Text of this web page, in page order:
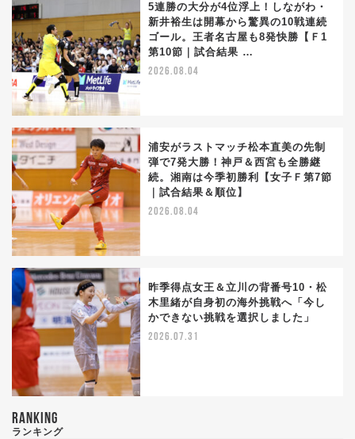
5連勝の大分が4位浮上！しながわ・
新井裕生は開幕から驚異の10戦連続
ゴール。王者名古屋も8発快勝【Ｆ1
第10節｜試合結果 …
2026.08.04
浦安がラストマッチ松本直美の先制
弾で7発大勝！神戸＆西宮も全勝継
続。湘南は今季初勝利【女子Ｆ第7節
｜試合結果＆順位】
2026.08.04
昨季得点女王＆立川の背番号10・松
木里緒が自身初の海外挑戦へ「今し
かできない挑戦を選択しました」
2026.07.31
RANKING
ランキング